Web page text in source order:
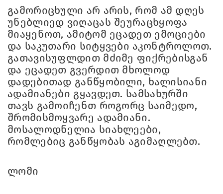
გამორიცხული არ არის, რომ ამ დღეს
უნებლიედ ვიღაცას შეურაცხყოფა
მიაყენოთ, ამიტომ ეცადეთ ემოციები
და საკუთარი სიტყვები აკონტროლოთ.
გათავისუფლდით მძიმე ფიქრებისგან
და ეცადეთ გვერდით მხოლოდ
დადებითად განწყობილი, ხალისიანი
ადამიანები გყავდეთ. სამსახურში
თავს გამოიჩენთ როგორც საიმედო,
შრომისმოყვარე ადამიანი.
მოსალოდნელია სიახლეები,
რომლებიც განწყობას აგიმაღლებთ.
ლომი